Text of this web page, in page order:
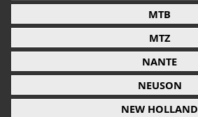
MTB
MTZ
NANTE
NEUSON
NEW HOLLAND